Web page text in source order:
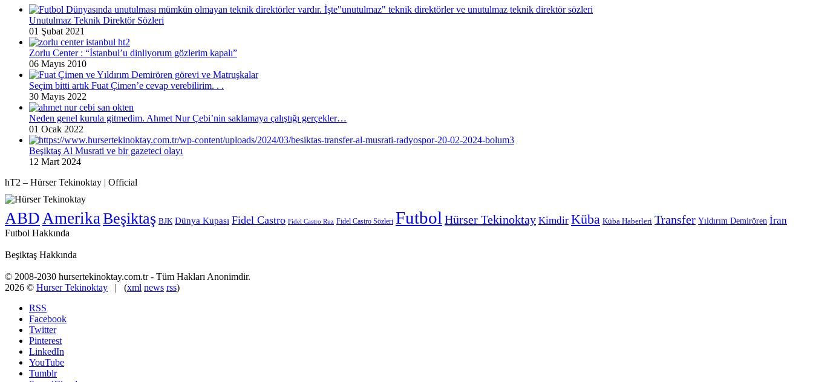
Unutulmaz Teknik Direktör Sözleri
01 Şubat 2021
Zorlu Center : “İstanbul’u dinliyorum gözlerim kapalı”
06 Mayıs 2010
Seçim bitti artık Fuat Çimen’e cevap verebilirim. . .
30 Mayıs 2022
Neden genel kurula gitmedim. Ahmet Nur Çebi’nin saklamaya çalıştığı gerçekler…
01 Ocak 2022
Beşiktaş Al Musrati ve bir gazeteci olayı
12 Mart 2024
hT2 – Hürser Tekinoktay | Official
ABD Amerika Beşiktaş BJK Dünya Kupası Fidel Castro Fidel Castro Ruz Fidel Castro Sözleri Futbol Hürser Tekinoktay Kimdir Küba Küba Haberleri Transfer Yıldırım Demirören İran
Futbol Hakkında
Beşiktaş Hakkında
© 2008-2030 hursertekinoktay.com.tr - Tüm Hakları Anonimdir.
2026 © Hurser Tekinoktay | (xml news rss)
RSS
Facebook
Twitter
Pinterest
LinkedIn
YouTube
Tumblr